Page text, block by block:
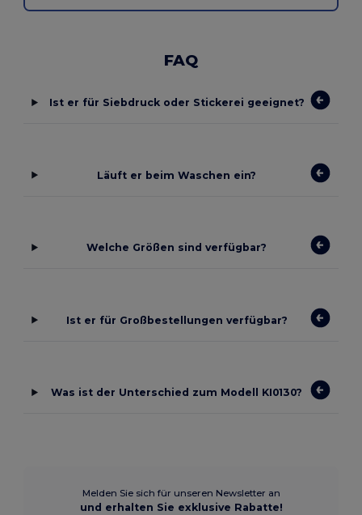
FAQ
Ist er für Siebdruck oder Stickerei geeignet?
Läuft er beim Waschen ein?
Welche Größen sind verfügbar?
Ist er für Großbestellungen verfügbar?
Was ist der Unterschied zum Modell KI0130?
Melden Sie sich für unseren Newsletter an
und erhalten Sie exklusive Rabatte!